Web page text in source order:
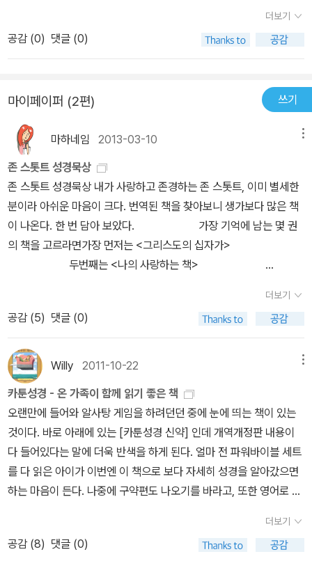
을 완전히 경건하게 만들 수 없다 해도, 당신이 할 수 있는 것을 하
라”긍휼히 여기는 자는 복이 있나니 그들이 긍휼히 여김을 받을 것임
다.마음이 청결한 자는 복이 있나니 그들이 하나님을 볼 것임이요- 도
덕적 더럽힘으로부터 깨끗해야 한다.- 거짓이 없고 전적으로 진실하
며, 투명하고 위선과 간교함이 없는, 완전히 진실한 자화평하게 하는
자는 복이 있나니 그들이 하나님의 아들이라 일컬음을 받을 것임이
요- 우리는 절대 스스로 충돌을 추구하거나 충돌의 원인이 되어서는
안 된다.- 우리가 할 수 있는 한 모든 사람과 더불어 화목해야 한다.-
값싼 화평(회개 없이 잘못을 용서해 주는 등)으로 전락하지 않아야
함- 참된 화평에는 고통이 요구될 수 있음의를 위하여 박해를 받은 자
는 복이 있나니 천국이 그들의 것임이라나로 말미암아 너희를 욕하고
박해하고 거짓으로 너희를 거슬러 모든 악한 말을 할 때에는 너희에
희 전에 있던 선지자들도 이같이 박해하였느니라- 기뻐하고 즐거워
하라- 기독교적 진정성의 증표- 세상적 가치관의 역전 → 성경적 신
조의 기본 2. 소금과 빛 너희는 세상의 소금이니 소금이 만일 그 맛을
잃으면 무엇으로 짜게 하리요 후에는 아무 쓸 데 없어 다만 밖에 버려
져 사람에게 밟힐 뿐이니라너희는 세상의 빛이라 산 위에 있는 동네
가 숨겨지지 못할 것이요사람이 등불을 켜서 말 아래에 두지 아니하
고 등경 위에 두나니 이러므로 집 안 모든 사람에게 비치느니라이같
이 너희 빛이 사람 앞에 비치게 하여 그들로 너희 착한 행실을 보고 하
늘에 계신 너희 아버지께 영광을 돌리게 하라 - 세상에 미칠 그리스도
인들의 선한 영향력- 착한 행실과 팔복에 묘사된 삶을 공개적으로 실
천 → 사람들은 우리를 보고 하나님께 영광을 돌릴 것이다. 3. 그리스
도인의 의, 완전한 율법내가 율법이나 선지자를 폐하러 온 줄로 생각
하지 말라 폐하러 온 것이 아니요 완전하게 하려 함이라진실로 너희
더보기
공감 (0) 댓글 (0)
마이페이퍼 (2편) 쓰기
마하네임 2013-03-10
존 스톳트 성경묵상
존 스톳트 성경묵상 내가 사랑하고 존경하는 존 스톳트, 이미 별세한
분이라 아쉬운 마음이 크다. 번역된 책을 찾아보니 생가보다 많은 책
이 나온다. 한 번 담아 보았다. 가장 기억에 남는 몇 권
의 책을 고르라면가장 먼저는 <그리스도의 십자가>
두번째는 <나의 사랑하는 책>
마지막 책은책을 덮고나서 숨히 막힐 정도의 장엄함을 느꼈다. 역시
존 스토트라는 말이 절로 나왔다.
더보기
공감 (5) 댓글 (0)
Willy 2011-10-22
카툰성경 - 온 가족이 함께 읽기 좋은 책
오랜만에 들어와 알사탕 게임을 하려던던 중에 눈에 띄는 책이 있는
것이다. 바로 아래에 있는 [카툰성경 신약] 인데 개역개정판 내용이
다 들어있다는 말에 더욱 반색을 하게 된다. 얼마 전 파워바이블 세트
를 다 읽은 아이가 이번엔 이 책으로 보다 자세히 성경을 알아갔으면
하는 마음이 든다. 나중에 구약편도 나오기를 바라고, 또한 영어로 된
Illustrated International Children’s Bible》라는 제목인데, 책 검
색을 해보니 눈에 띄지 않는다. 아직 영어 원서가 우리나라에 들어오
더보기
공감 (8) 댓글 (0)